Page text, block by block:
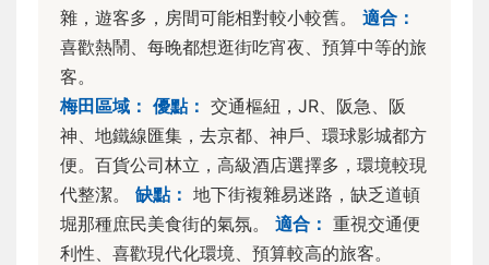
雜，遊客多，房間可能相對較小較舊。 適合：
喜歡熱鬧、每晚都想逛街吃宵夜、預算中等的旅
客。
梅田區域： 優點： 交通樞紐，JR、阪急、阪
神、地鐵線匯集，去京都、神戶、環球影城都方
便。百貨公司林立，高級酒店選擇多，環境較現
代整潔。 缺點： 地下街複雜易迷路，缺乏道頓
堀那種庶民美食街的氣氛。 適合： 重視交通便
利性、喜歡現代化環境、預算較高的旅客。